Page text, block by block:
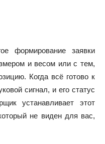
формирование заявки
и весом или с тем,
Когда всё готово к
сигнал, и его статус
устанавливает этот
не виден для вас,